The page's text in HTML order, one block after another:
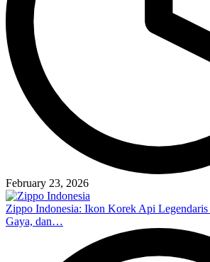
February 23, 2026
Zippo Indonesia: Ikon Korek Api Legendaris
Gaya, dan…